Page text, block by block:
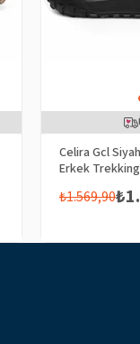
Celira Gcl
Erkek
₺1.569,90